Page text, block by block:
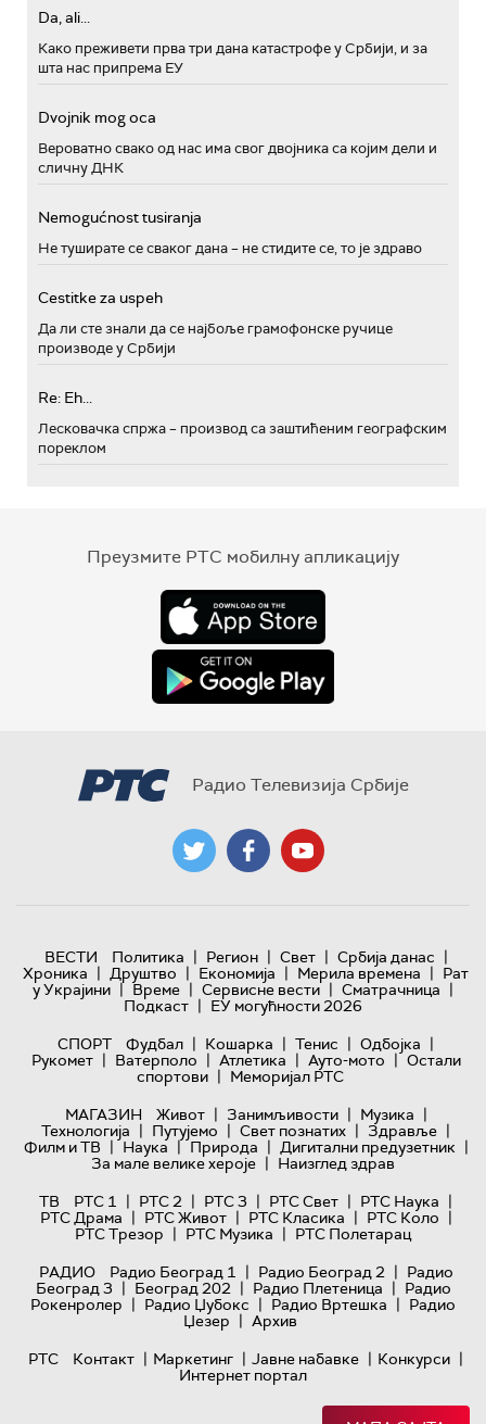
Da, ali...
Како преживети прва три дана катастрофе у Србији, и за
шта нас припрема ЕУ
Dvojnik mog oca
Вероватно свако од нас има свог двојника са којим дели и
сличну ДНК
Nemogućnost tusiranja
Не туширате се сваког дана – не стидите се, то је здраво
Cestitke za uspeh
Да ли сте знали да се најбоље грамофонске ручице
производе у Србији
Re: Eh...
Лесковачка спржа – производ са заштићеним географским
пореклом
Преузмите РТС мобилну апликацију
Радио Телевизија Србије
ВЕСТИ Политика | Регион | Свет | Србија данас |
Хроника | Друштво | Економија | Мерила времена | Рат
у Украјини | Време | Сервисне вести | Сматрачница |
Подкаст | ЕУ могућности 2026
СПОРТ
Фудбал | Кошарка | Тенис | Одбојка |
Рукомет | Ватерполо | Атлетика | Ауто-мото | Остали
спортови | Меморијал РТС
МАГАЗИН
Живот | Занимљивости | Музика |
Технологијa | Путујемо | Свет познатих | Здравље |
Филм и ТВ | Наука | Природа | Дигитални предузетник |
За мале велике хероје | Наизглед здрав
ТВ
РТС 1 | РТС 2 | РТС 3 | РТС Свет | РТС Наука |
РТС Драма | РТС Живот | РТС Класика | РТС Коло |
РТС Трезор | РТС Музика | РТС Полетарац
РАДИО
Радио Београд 1 | Радио Београд 2 | Радио
Београд 3 | Београд 202 | Радио Плетеница | Радио
Рокенролер | Радио Џубокс | Радио Вртешка | Радио
Џезер | Архив
РТС
Контакт | Маркетинг | Јавне набавке | Конкурси |
Интернет портал